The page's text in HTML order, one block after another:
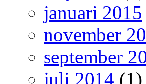
januari 2015
november
september
juli 2014 (1)